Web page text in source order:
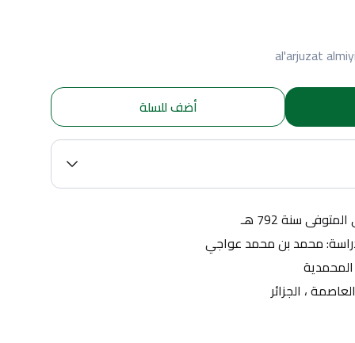
al'arjuzat
أضف للسلة
سنة 792 هـ
محمد بن محمد عواجي
المحمدية
، الجزائر